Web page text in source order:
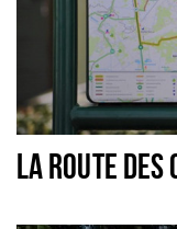
LA ROUTE DES